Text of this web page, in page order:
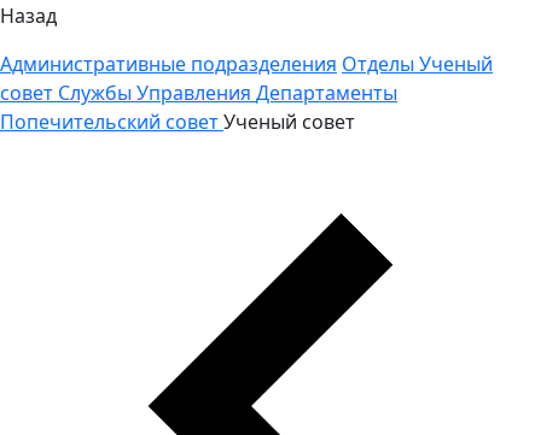
Назад
Административные подразделения Отделы Ученый
совет Службы Управления Департаменты
Попечительский советУченый совет